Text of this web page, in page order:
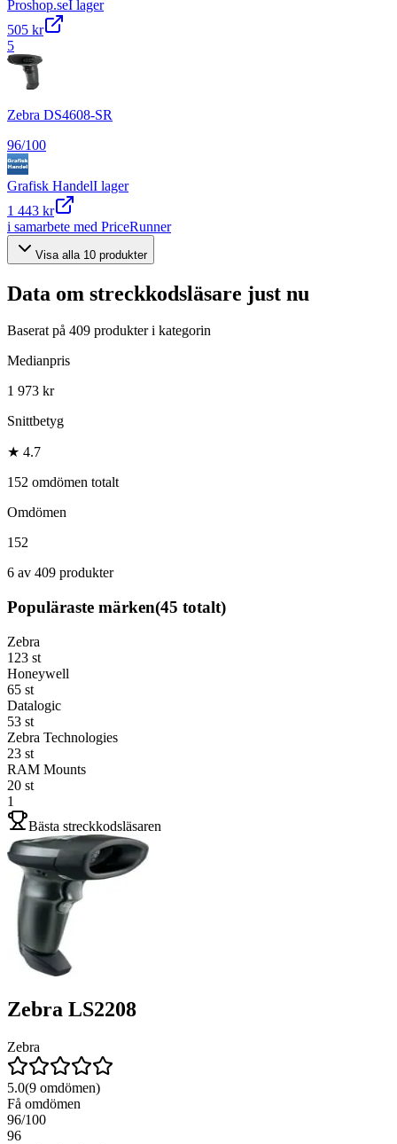
Proshop.seI lager
505 kr
5
Zebra DS4608-SR
96/100
Grafisk HandelI lager
1 443 kr
i samarbete med PriceRunner
Visa alla 10 produkter
Data om streckkodsläsare just nu
Baserat på 409 produkter i kategorin
Medianpris
1 973 kr
Snittbetyg
★ 4.7
152 omdömen totalt
Omdömen
152
6 av 409 produkter
Populäraste märken(45 totalt)
Zebra
123 st
Honeywell
65 st
Datalogic
53 st
Zebra Technologies
23 st
RAM Mounts
20 st
1
Bästa streckkodsläsaren
Zebra LS2208
Zebra
5.0(9 omdömen)
Få omdömen
96/100
96